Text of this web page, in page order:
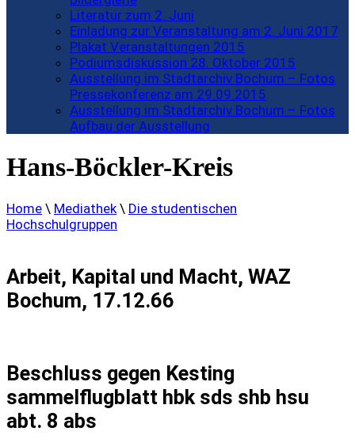
Literatur zum 2. Juni
Einladung zur Veranstaltung am 2. Juni 2017
Plakat Veranstaltungen 2015
Podiumsdiskussion 28. Oktober 2015
Ausstellung im Stadtarchiv Bochum – Fotos
Pressekonferenz am 29.09.2015
Ausstellung im Stadtarchiv Bochum – Fotos
Aufbau der Ausstellung
Hans-Böckler-Kreis
Home \ Mediathek \ Die studentischen
Hochschulgruppen
Arbeit, Kapital und Macht, WAZ
Bochum, 17.12.66
Beschluss gegen Kesting
sammelflugblatt hbk sds shb hsu
abt. 8 abs